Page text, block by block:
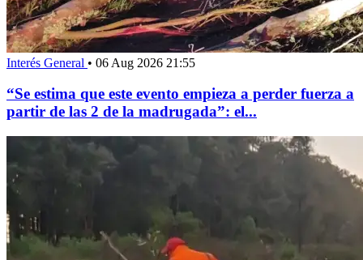
Interés General • 06 Aug 2026 21:55
“Se estima que este evento empieza a perder fuerza a
partir de las 2 de la madrugada”: el...